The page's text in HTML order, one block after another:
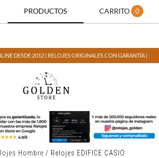
PRODUCTOS CARRITO 0
DESDE 2012 | RELOJES ORIGINALES CON GARANTÍA |
Hombre / Relojes EDIFICE CASIO